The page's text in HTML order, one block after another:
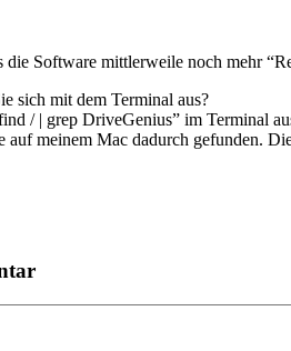
die Software mittlerweile noch mehr
sich mit dem Terminal aus?
/ | grep DriveGenius” im Terminal
auf meinem Mac dadurch gefunden.